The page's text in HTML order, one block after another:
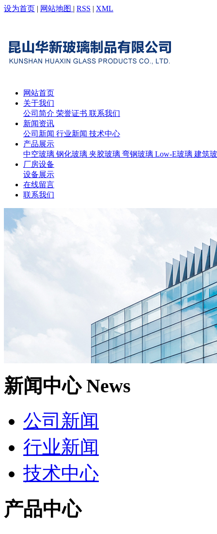
设为首页 | 网站地图 | RSS | XML
网站首页
关于我们
公司简介 荣誉证书 联系我们
新闻资讯
公司新闻 行业新闻 技术中心
产品展示
中空玻璃 钢化玻璃 夹胶玻璃 弯钢玻璃 Low-E玻璃 建筑
厂房设备
设备展示
在线留言
联系我们
新闻中心News
公司新闻
行业新闻
技术中心
产品中心